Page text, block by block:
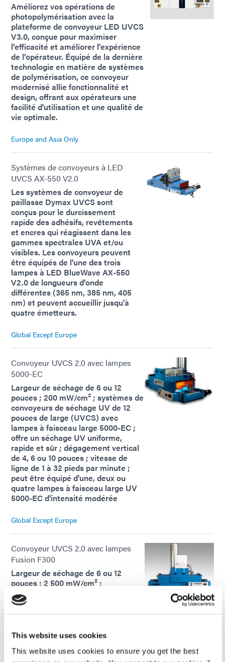
This website uses cookies
This website uses cookies to ensure you get the best
Améliorez vos opérations de
photopolymérisation avec la
plateforme de convoyeur LED UVCS
V3.0, conçue pour maximiser
l'efficacité et améliorer l'expérience
de l'opérateur. Équipé de la dernière
technologie en matière de systèmes
de polymérisation, ce convoyeur
modernisé allie fonctionnalité et
design, offrant aux opérateurs une
facilité d'utilisation et une qualité de
vie optimale.
Europe and Asia Only
Systèmes de convoyeurs à LED
UVCS AX-550 V2.0
Les systèmes de convoyeur de
paillasse Dymax UVCS sont
conçus pour le durcissement
rapide des adhésifs, revêtements
et encres qui réagissent dans les
gammes spectrales UVA et/ou
visibles. Les convoyeurs peuvent
être équipés de l'une des trois
lampes à LED BlueWave AX-550
V2.0 de longueurs d'onde
différentes (365 nm, 385 nm, 405
nm) et peuvent accueillir jusqu'à
quatre émetteurs.
Global Except Europe
Convoyeur UVCS 2.0 avec lampes
5000-EC
Largeur de séchage de 6 ou 12
pouces ; 200 mW/cm² ; systèmes de
convoyeurs de séchage UV de 12
pouces de large (UVCS) avec
lampes à faisceau large 5000-EC ;
offre un séchage UV uniforme,
rapide et sûr ; dégagement vertical
de 4, 6 ou 10 pouces ; vitesse de
ligne de 1 à 32 pieds par minute ;
peut être équipé d'une, deux ou
quatre lampes à faisceau large UV
5000-EC d'intensité modérée
Global Except Europe
Convoyeur UVCS 2.0 avec lampes
Fusion F300
Largeur de séchage de 6 ou 12
pouces ; 2 500 mW/cm² ;
convoyeurs de séchage UV de 12
pouces de large avec Fusion F300 ;
encres et peuvent être équipés
métalliques standard (ondes